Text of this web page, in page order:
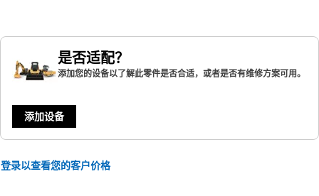
是否适配？
添加您的设备以了解此零件是否合适，或者是否有维修方案可用。
添加设备
登录以查看您的客户价格